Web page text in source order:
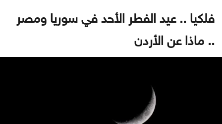
فلكيا .. عيد الفطر الأحد في سوريا ومصر
.. ماذا عن الأردن